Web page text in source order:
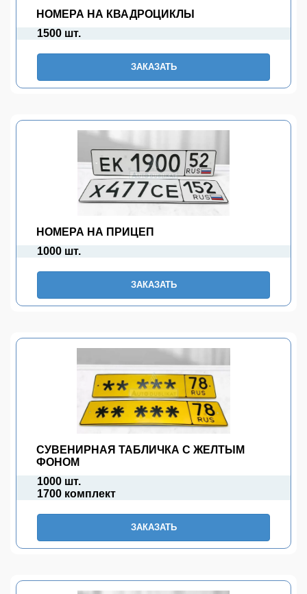
НОМЕРА НА КВАДРОЦИКЛЫ
1500 шт.
ЗАКАЗАТЬ
НОМЕРА НА ПРИЦЕП
1000 шт.
ЗАКАЗАТЬ
СУВЕНИРНАЯ ТАБЛИЧКА С ЖЕЛТЫМ
ФОНОМ
1000 шт.
1700 комплект
ЗАКАЗАТЬ